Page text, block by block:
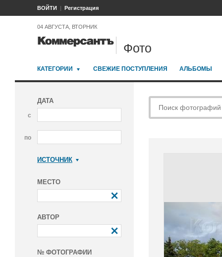
ВОЙТИ Регистрация
04 АВГУСТА, ВТОРНИК
Фото
КАТЕГОРИИ СВЕЖИЕ ПОСТУПЛЕНИЯ АЛЬБОМЫ
ДАТА
с
по
ИСТОЧНИК
МЕСТО
АВТОР
№ ФОТОГРАФИИ